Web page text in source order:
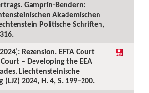
Gamprin-Bendern:
Akademischen
Politische Schriften,
Rezension. EFTA Court
Court – Developing the EEA
Liechtensteinische
2024, H. 4, S. 199–200.